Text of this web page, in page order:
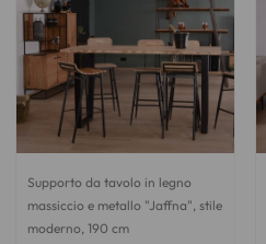
Supporto da tavolo in legno
massiccio e metallo "Jaffna", stile
moderno, 190 cm